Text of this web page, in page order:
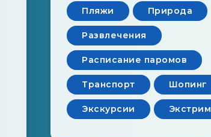
Пляжи Природа
Развлечения
Расписание паромов
Транспорт Шопинг
Экскурсии Экстрим